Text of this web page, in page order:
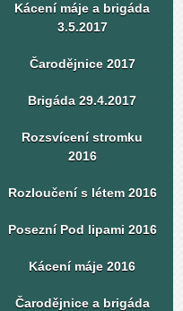
Kácení máje a brigáda
3.5.2017
Čarodějnice 2017
Brigáda 29.4.2017
Rozsvícení stromku
2016
Rozloučení s létem 2016
Posezní Pod lipami 2016
Kácení máje 2016
Čarodějnice a brigáda